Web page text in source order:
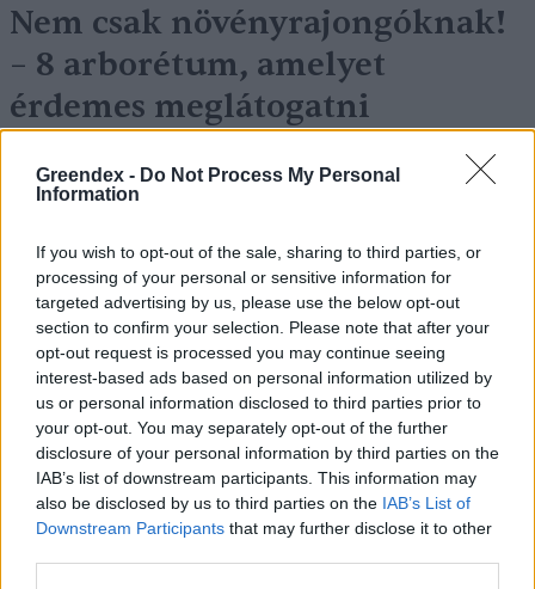
Greendex - Do Not Process My Personal
Information
If you wish to opt-out of the sale, sharing to third parties, or
processing of your personal or sensitive information for
targeted advertising by us, please use the below opt-out
section to confirm your selection. Please note that after your
opt-out request is processed you may continue seeing
interest-based ads based on personal information utilized by
us or personal information disclosed to third parties prior to
your opt-out. You may separately opt-out of the further
disclosure of your personal information by third parties on the
IAB’s list of downstream participants. This information may
also be disclosed by us to third parties on the IAB’s List of
Downstream Participants that may further disclose it to other
Nem csak növényrajongóknak!
– 8 arborétum, amelyet
érdemes meglátogatni